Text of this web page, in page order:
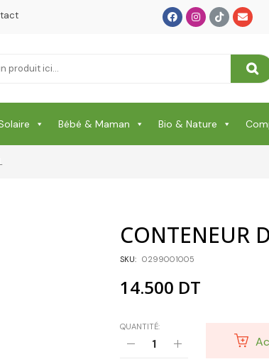
Bébé & Maman Bio & Nature
CONTENEUR
SKU: 0299001005
14.500 DT
QUANTITÉ:
Visage
Bébé
& ANTI STRESS & SOMMEIL
DE GORGE & DOULEURS